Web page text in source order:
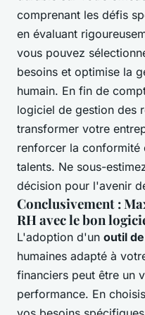
comprenant les défis
en évaluant
vous pouvez
besoins et optimise la
humain. En fin de
logiciel de gestion des
transformer votre
renforcer la conformité
talents. Ne sous-
décision pour l'avenir
Conclusivement :
RH avec le bon
L'adoption d'un outil
humaines adapté à
financiers peut être un
performance. En